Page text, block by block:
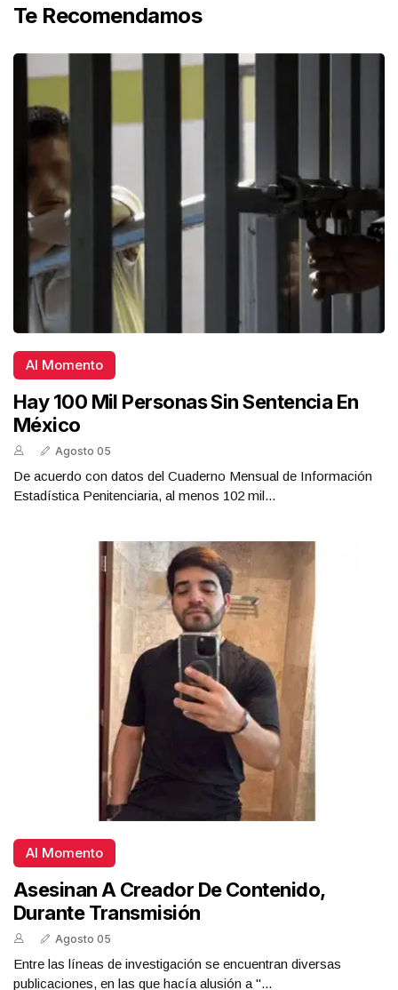
Te Recomendamos
Al Momento
Hay 100 Mil Personas Sin Sentencia En
México
Agosto 05
De acuerdo con datos del Cuaderno Mensual de Información
Estadística Penitenciaria, al menos 102 mil...
Al Momento
Asesinan A Creador De Contenido,
Durante Transmisión
Agosto 05
Entre las líneas de investigación se encuentran diversas
publicaciones, en las que hacía alusión a "...